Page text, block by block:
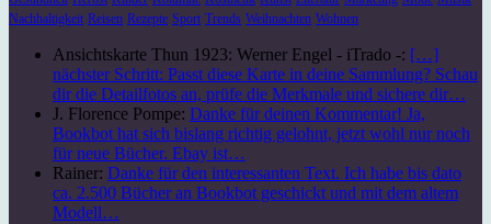
Nachhaltigkeit Reisen Rezepte Sport Trends Weihnachten Wohnen
Ansichtskarte Thun 1923: Werner Engel - iTrado -: […]
nächster Schritt: Passt diese Karte in deine Sammlung? Schau
dir die Detailfotos an, prüfe die Merkmale und sichere dir…
J. Florence Pompe: Danke für deinen Kommentar! Ja,
Bookbot hat sich bislang richtig gelohnt, jetzt wohl nur noch
für neue Bücher. Ebay ist…
Rainer: Danke für den interessanten Text. Ich habe bis dato
ca. 2.500 Bücher an Bookbot geschickt und mit dem altem
Modell…